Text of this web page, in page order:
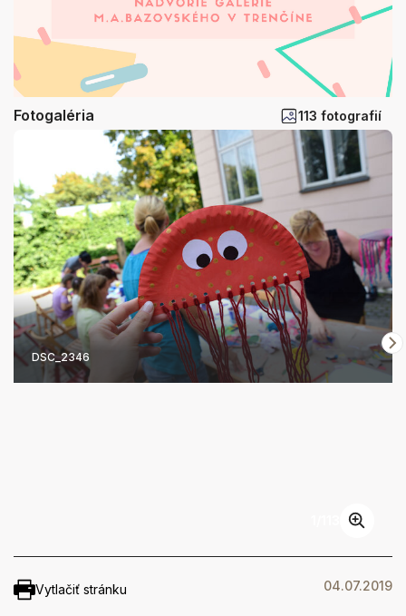
Fotogaléria 113 fotografií
DSC_2346
Vytlačiť stránku 04.07.2019